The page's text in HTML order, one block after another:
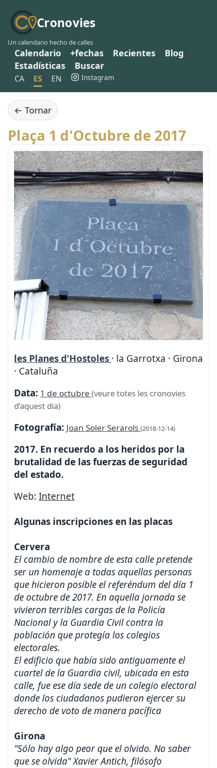
Cronovies
Un calendario hecho de calles
Calendario +fechas Recientes
Blog
Estadísticas
Buscar
CA ES EN Instagram
← Tornar
Plaça 1 d'Octubre de 2017
les Planes d'Hostoles · la Garrotxa · Girona
· Cataluña
Data: 1 de octubre (veure totes les cronovies
d’aquest dia)
Fotografía: Joan Soler Serarols (2018-12-14)
2017. En recuerdo a los heridos por la
brutalidad de las fuerzas de seguridad
del estado.
Web: Internet
Algunas inscripciones en las placas
Cervera
El cambio de nombre de esta calle pretende
ser un homenaje a todas aquellas personas
que hicieron posible el referéndum del día 1
de octubre de 2017. En aquella jornada se
vivieron terribles cargas de la Policía
Nacional y la Guardia Civil contra la
población que protegía los colegios
electorales.
El edificio que había sido antiguamente el
cuartel de la Guardia civil, ubicada en esta
calle, fue ese día sede de un colegio electoral
donde los ciudadanos pudieron ejercer su
derecho de voto de manera pacífica
Girona
"Sólo hay algo peor que el olvido. No saber
que se olvida" Xavier Antich, filósofo